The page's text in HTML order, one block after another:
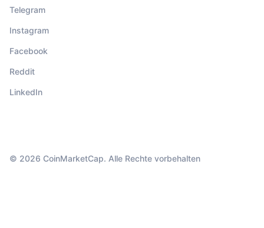
Telegram
Instagram
Facebook
Reddit
LinkedIn
© 2026 CoinMarketCap. Alle Rechte vorbehalten